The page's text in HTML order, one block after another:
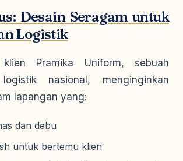
Desain Seragam untuk
Logistik
Pramika Uniform, sebuah
nasional, menginginkan
lapangan yang:
dan debu
untuk bertemu klien